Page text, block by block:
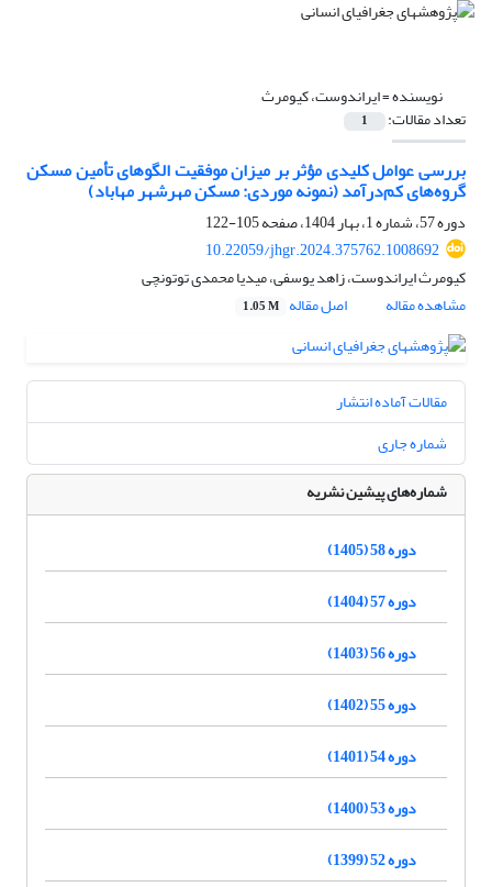
نویسنده =ایراندوست، کیومرث
تعداد مقالات: 1
بررسی عوامل کلیدی مؤثر بر میزان موفقیت الگوهای تأمین مسکن
گروه‌های کم‌درآمد (نمونه موردی: مسکن مهرشهر مهاباد)
دوره 57، شماره 1، بهار 1404، صفحه
105-122
10.22059/jhgr.2024.375762.1008692
کیومرث ایراندوست، زاهد یوسفی، میدیا محمدی توتونچی
مشاهده مقاله
اصل مقاله 1.05 M
مقالات آماده انتشار
شماره جاری
شماره‌های پیشین نشریه
دوره 58 (1405)
دوره 57 (1404)
دوره 56 (1403)
دوره 55 (1402)
دوره 54 (1401)
دوره 53 (1400)
دوره 52 (1399)